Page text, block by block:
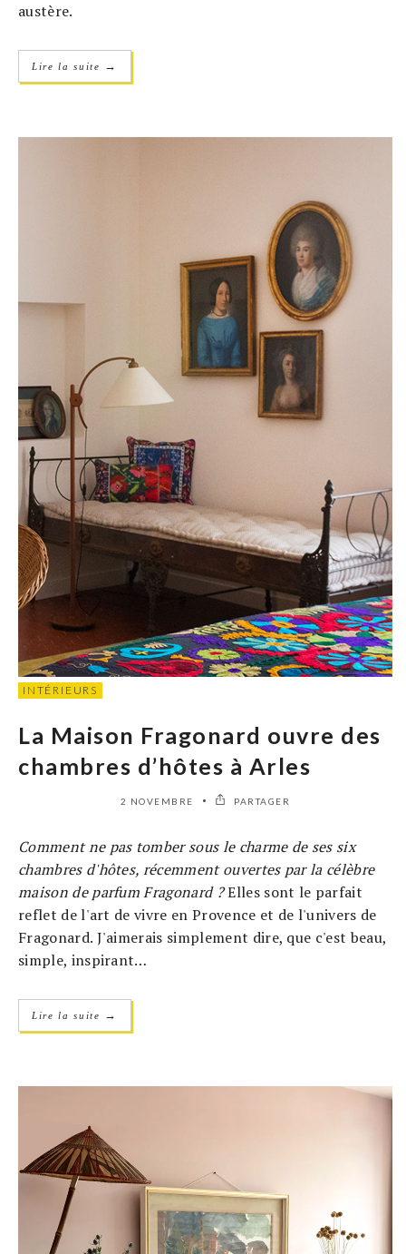
austère.
Lire la suite →
INTÉRIEURS
La Maison Fragonard ouvre des
chambres d’hôtes à Arles
2 NOVEMBRE PARTAGER
Comment ne pas tomber sous le charme de ses six
chambres d'hôtes, récemment ouvertes par la célèbre
maison de parfum Fragonard ?Elles sont le parfait
reflet de l'art de vivre en Provence et de l'univers de
Fragonard. J'aimerais simplement dire, que c'est beau,
simple, inspirant…
Lire la suite →